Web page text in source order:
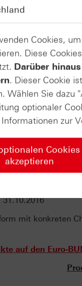
31.10.2016
mit konkreten
auf den Euro-
Cookies,
Diese
Darüber
. Dieser Cookie
Wählen Sie dazu
optionaler
zur
Cookies
akzeptieren